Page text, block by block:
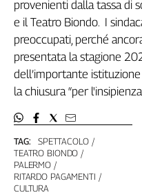
Collettiva
Talk
La
settimana
Collettiva
Il
Sassolino
Linea
Economica
Tech
TAG:
SPETTACOLO
TEATRO BIONDO
PALERMO
RITARDO PAGAMENTI
CULTURA
provenienti dalla tassa di
e il Teatro Biondo. I
preoccupati, perché
presentata la stagione
dell’importante
la chiusura “per